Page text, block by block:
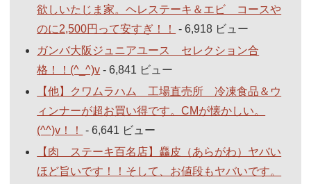
欲しいたじま家。ヘレステーキ＆エビ コースや
のに2,500円って安すぎ！！
- 6,918 ビュー
ガンバ大阪ジュニアユース セレクション合
格！！(^_^)v - 6,841 ビュー
【他】クワムラハム 工場直売所 冷凍食品＆ウ
ィンナーが超お買い得です。CMが懐かしい。
(^^)v！！
- 6,641 ビュー
【肉 ステーキ百名店】麤皮（あらがわ）ヤバい
ほど旨いです！！そして、お値段もヤバいです。